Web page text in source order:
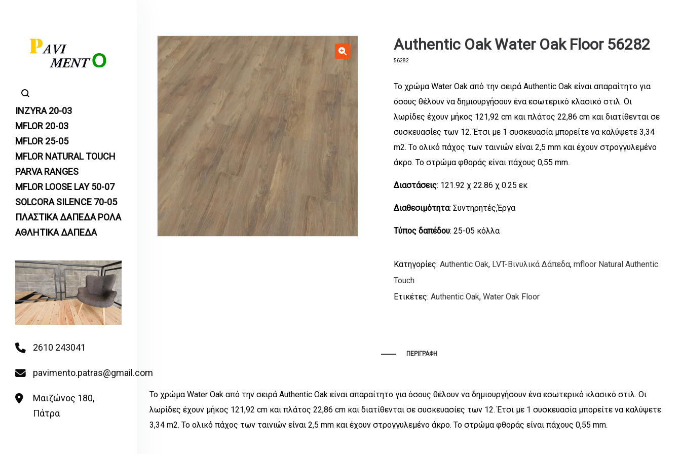
INZYRA 20-03
MFLOR 20-03
MFLOR 25-05
MFLOR NATURAL TOUCH
PARVA RANGES
MFLOR LOOSE LAY 50-07
SOLCORA SILENCE 70-05
ΠΛΑΣΤΙΚΑ ΔΑΠΕΔΑ ΡΟΛΑ
ΑΘΛΗΤΙΚΑ ΔΑΠΕΔΑ
2610 243041
pavimento.patras@gmail.com
Μαιζώνος 180,
Πάτρα
Authentic Oak Water Oak Floor 56282
56282
Το χρώμα Water Oak από την σειρά Authentic Oak είναι απαραίτητο για
όσους θέλουν να δημιουργήσουν ένα εσωτερικό κλασικό στιλ. Οι
λωρίδες έχουν μήκος 121,92 cm και πλάτος 22,86 cm και διατίθενται σε
συσκευασίες των 12. Έτσι με 1 συσκευασία μπορείτε να καλύψετε 3,34
m2. Το ολικό πάχος των ταινιών είναι 2,5 mm και έχουν στρογγυλεμένο
άκρο. Το στρώμα φθοράς είναι πάχους 0,55 mm.
Διαστάσεις: 121.92 χ 22.86 χ 0.25 εκ
Διαθεσιμότητα: Συντηρητές,Έργα
Τύπος δαπέδου: 25-05 κόλλα
Κατηγορίες: Authentic Oak, LVT-Βινυλικά Δάπεδα, mfloor Natural Authentic
Touch
Ετικέτες: Authentic Oak, Water Oak Floor
ΠΕΡΙΓΡΑΦΉ
Το χρώμα Water Oak από την σειρά Authentic Oak είναι απαραίτητο για όσους θέλουν να δημιουργήσουν ένα εσωτερικό κλασικό στιλ. Οι
λωρίδες έχουν μήκος 121,92 cm και πλάτος 22,86 cm και διατίθενται σε συσκευασίες των 12. Έτσι με 1 συσκευασία μπορείτε να καλύψετε
3,34 m2. Το ολικό πάχος των ταινιών είναι 2,5 mm και έχουν στρογγυλεμένο άκρο. Το στρώμα φθοράς είναι πάχους 0,55 mm.